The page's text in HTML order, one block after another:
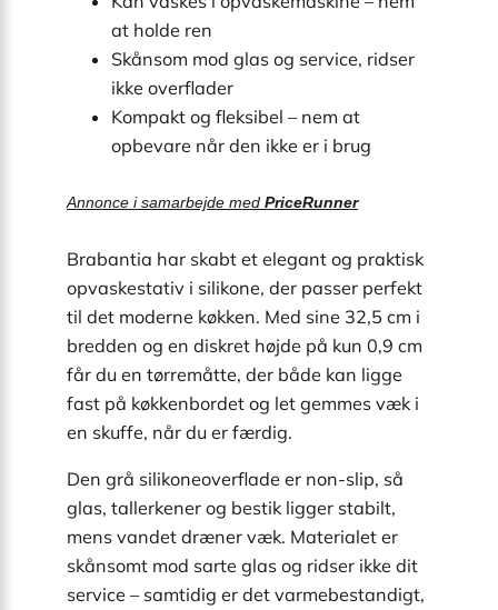
at holde ren
Skånsom mod glas og service, ridser
ikke overflader
Kompakt og fleksibel – nem at
opbevare når den ikke er i brug
Annonce i samarbejde med PriceRunner
Brabantia har skabt et elegant og praktisk
opvaskestativ i silikone, der passer perfekt
til det moderne køkken. Med sine 32,5 cm i
bredden og en diskret højde på kun 0,9 cm
får du en tørremåtte, der både kan ligge
fast på køkkenbordet og let gemmes væk i
en skuffe, når du er færdig.
Den grå silikoneoverflade er non-slip, så
glas, tallerkener og bestik ligger stabilt,
mens vandet dræner væk. Materialet er
skånsomt mod sarte glas og ridser ikke dit
service – samtidig er det varmebestandigt,